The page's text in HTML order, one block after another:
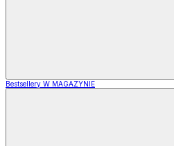
Bestsellery W MAGAZYNIE